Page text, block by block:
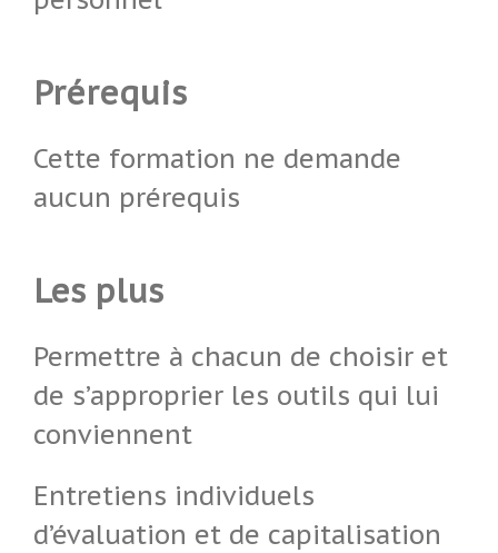
Prérequis
Cette formation ne demande
aucun prérequis
Les plus
Permettre à chacun de choisir et
de s’approprier les outils qui lui
conviennent
Entretiens individuels
d’évaluation et de capitalisation